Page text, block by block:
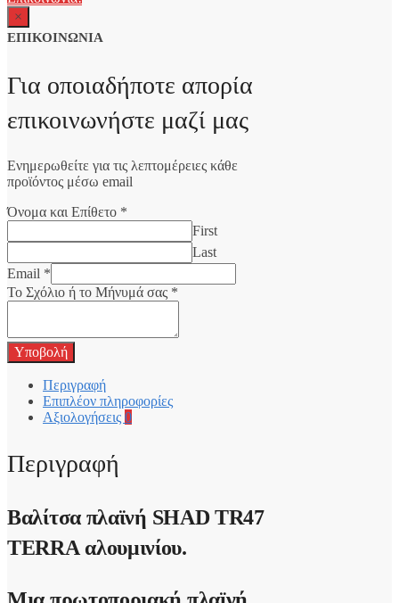
×
ΕΠΙΚΟΙΝΩΝΙΑ
Για οποιαδήποτε απορία
επικοινωνήστε μαζί μας
Ενημερωθείτε για τις λεπτομέρειες κάθε
προϊόντος μέσω email
Όνομα και Επίθετο *
First
Last
Email *
Το Σχόλιο ή το Μήνυμά σας *
Υποβολή
Περιγραφή
Επιπλέον πληροφορίες
Αξιολογήσεις 0
Περιγραφή
Βαλίτσα πλαϊνή SHAD TR47
TERRAαλουμινίου.